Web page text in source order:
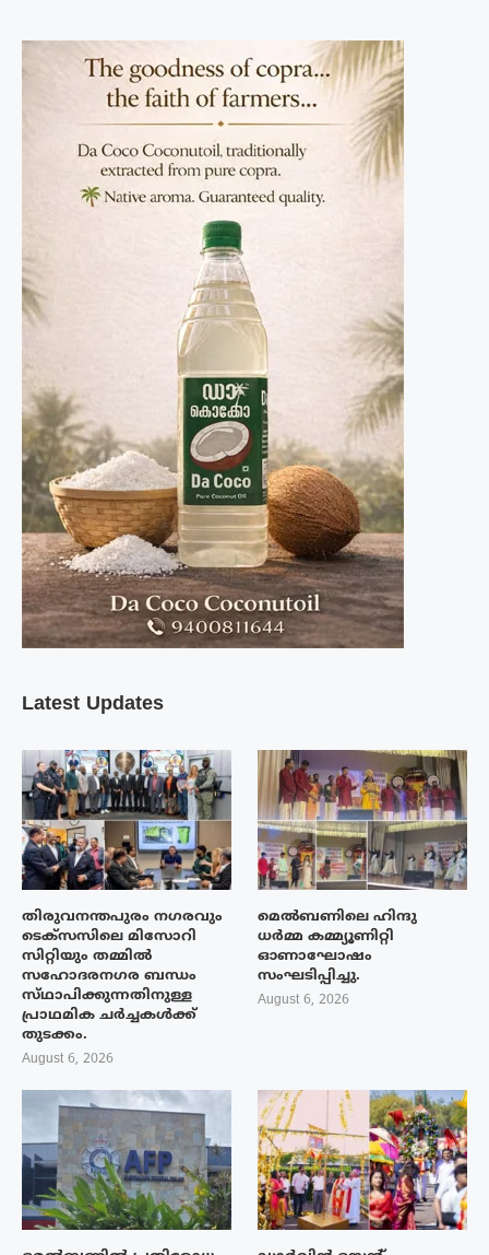
Latest Updates
തിരുവനന്തപുരം നഗരവും
ടെക്‌സസിലെ മിസോറി
സിറ്റിയും തമ്മിൽ
സഹോദരനഗര ബന്ധം
സ്‌ഥാപിക്കുന്നതിനുള്ള
പ്രാഥമിക ചർച്ചകൾക്ക്
തുടക്കം.
August 6, 2026
മെൽബണിലെ ഹിന്ദു
ധർമ്മ കമ്മ്യൂണിറ്റി
ഓണാഘോഷം
സംഘടിപ്പിച്ചു.
August 6, 2026